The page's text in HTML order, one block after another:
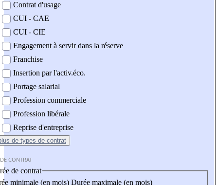
Contrat d'usage
CUI - CAE
CUI - CIE
Engagement à servir dans la réserve
Franchise
Insertion par l'activ.éco.
Portage salarial
Profession commerciale
Profession libérale
Reprise d'entreprise
de types de contrat
CONTRAT
de contrat
minimale (en mois) Durée maximale (en mois)